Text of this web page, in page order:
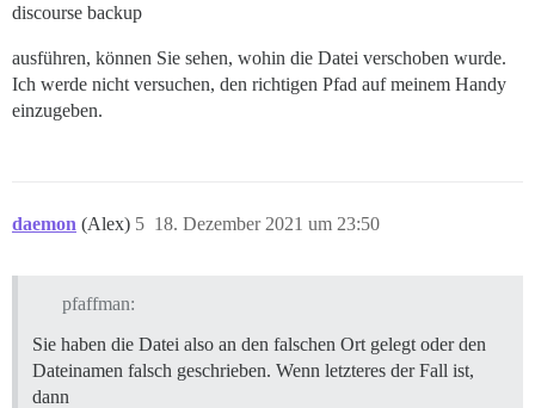
discourse backup
ausführen, können Sie sehen, wohin die Datei verschoben wurde.
Ich werde nicht versuchen, den richtigen Pfad auf meinem Handy
einzugeben.
daemon (Alex) 18. Dezember 2021 um 23:50
5
pfaffman:
Sie haben die Datei also an den falschen Ort gelegt oder den
Dateinamen falsch geschrieben. Wenn letzteres der Fall ist,
dann